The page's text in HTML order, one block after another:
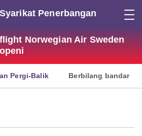
Penerbangan
Norwegian Air Sweden
Pergi-Balik Berbilang bandar